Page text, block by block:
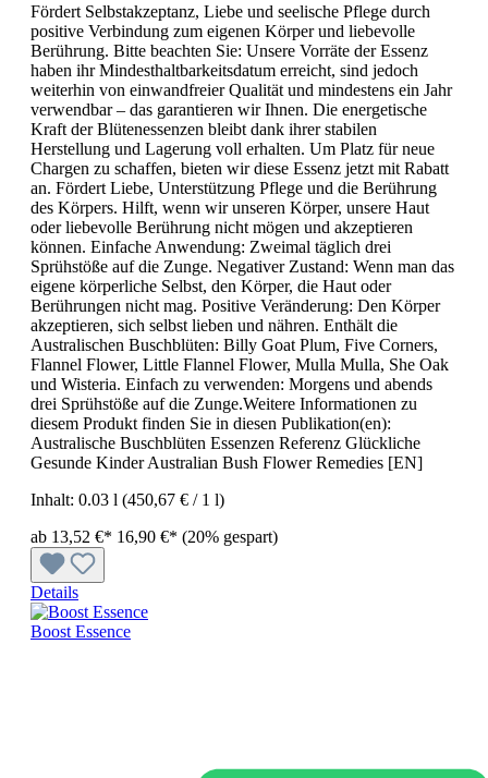
Fördert Selbstakzeptanz, Liebe und seelische Pflege durch
positive Verbindung zum eigenen Körper und liebevolle
Berührung. Bitte beachten Sie: Unsere Vorräte der Essenz
haben ihr Mindesthaltbarkeitsdatum erreicht, sind jedoch
weiterhin von einwandfreier Qualität und mindestens ein Jahr
verwendbar – das garantieren wir Ihnen. Die energetische
Kraft der Blütenessenzen bleibt dank ihrer stabilen
Herstellung und Lagerung voll erhalten. Um Platz für neue
Chargen zu schaffen, bieten wir diese Essenz jetzt mit Rabatt
an. Fördert Liebe, Unterstützung Pflege und die Berührung
des Körpers. Hilft, wenn wir unseren Körper, unsere Haut
oder liebevolle Berührung nicht mögen und akzeptieren
können. Einfache Anwendung: Zweimal täglich drei
Sprühstöße auf die Zunge. Negativer Zustand: Wenn man das
eigene körperliche Selbst, den Körper, die Haut oder
Berührungen nicht mag. Positive Veränderung: Den Körper
akzeptieren, sich selbst lieben und nähren. Enthält die
Australischen Buschblüten: Billy Goat Plum, Five Corners,
Flannel Flower, Little Flannel Flower, Mulla Mulla, She Oak
und Wisteria. Einfach zu verwenden: Morgens und abends
drei Sprühstöße auf die Zunge.Weitere Informationen zu
diesem Produkt finden Sie in diesen Publikation(en):
Australische Buschblüten Essenzen Referenz Glückliche
Gesunde Kinder Australian Bush Flower Remedies [EN]
Inhalt: 0.03 l (450,67 € / 1 l)
ab 13,52 €* 16,90 €* (20% gespart)
Details
Boost Essence